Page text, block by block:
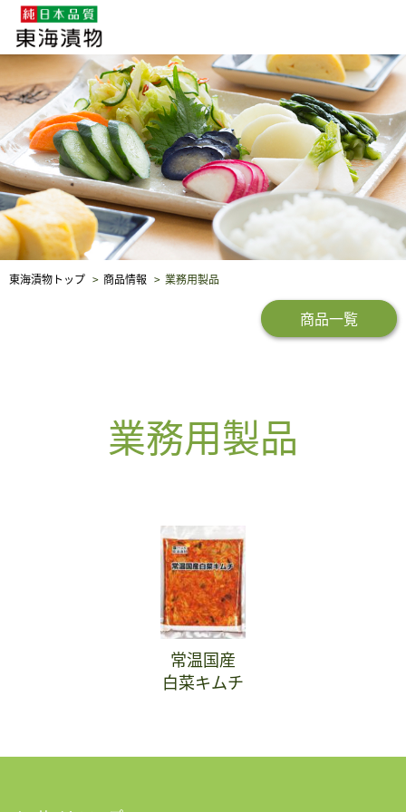
企業・採用情報 社会貢献 品質保証
東海漬物トップ 商品情報 業務用製品
商品一覧
業務用製品
常温国産
白菜キムチ